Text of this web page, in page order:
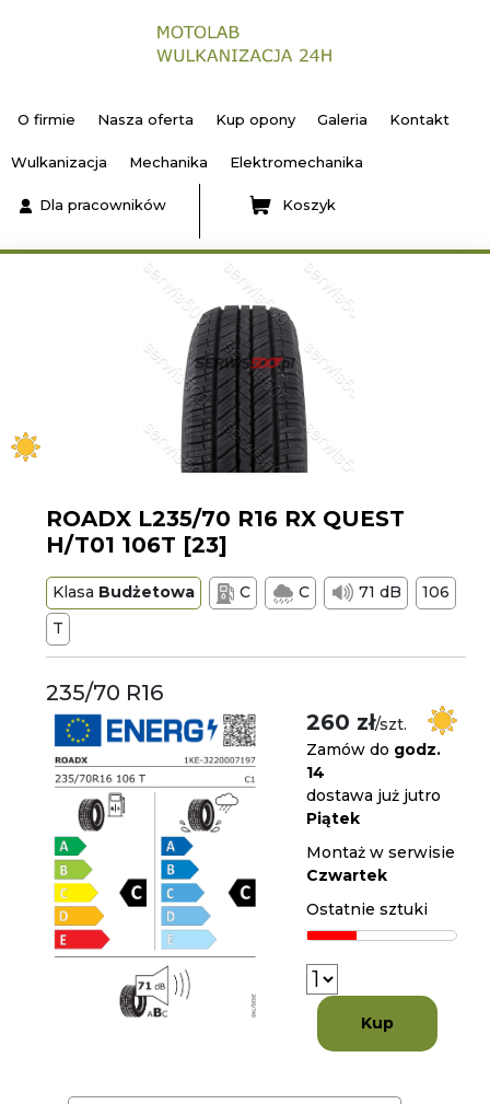
O firmie Nasza oferta Kup opony Galeria Kontakt
Wulkanizacja Mechanika Elektromechanika
Dla pracowników Koszyk
ROADX L235/70 R16 RX QUEST
H/T01 106T [23]
Klasa Budżetowa C C 71 dB
106
T
235/70 R16
260 zł/szt.
Zamów do godz.
14
dostawa już jutro
Piątek
Montaż w serwisie
Czwartek
Ostatnie sztuki
Kup